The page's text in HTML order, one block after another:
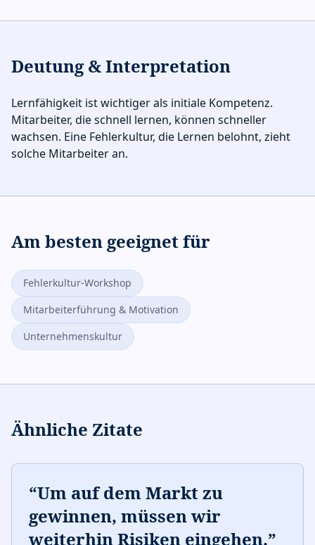
Deutung & Interpretation
Lernfähigkeit ist wichtiger als initiale Kompetenz.
Mitarbeiter, die schnell lernen, können schneller
wachsen. Eine Fehlerkultur, die Lernen belohnt, zieht
solche Mitarbeiter an.
Am besten geeignet für
Fehlerkultur-Workshop
Mitarbeiterführung & Motivation
Unternehmenskultur
Ähnliche Zitate
“Um auf dem Markt zu
gewinnen, müssen wir
weiterhin Risiken eingehen.”